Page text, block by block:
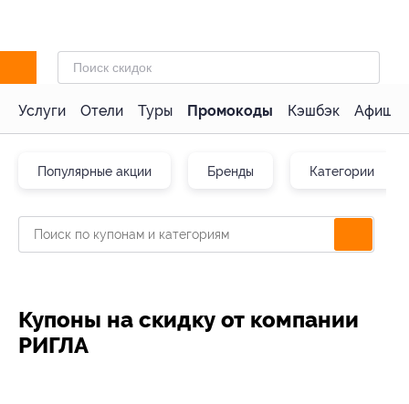
Услуги Отели Туры Промокоды Кэшбэк Афиша
Популярные акции Бренды Категории
Купоны на скидку от компании
РИГЛА